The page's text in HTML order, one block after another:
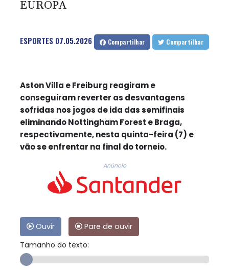
EUROPA
ESPORTES 07.05.2026 Compartilhar Compartilhar
Aston Villa e Freiburg reagiram e
conseguiram reverter as desvantagens
sofridas nos jogos de ida das semifinais
eliminando Nottingham Forest e Braga,
respectivamente, nesta quinta-feira (7) e
vão se enfrentar na final do torneio.
Anúncio
Ouvir
Pare de ouvir
Tamanho do texto: